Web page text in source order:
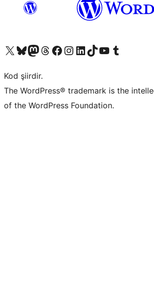
X (eski Twitter) hesabımıza bakın
Bluesky hesabımızı ziyaret edinMastodon hesabımızı ziyaret edinThreads hesabımızı ziyaret edinFacebook sayfamızı ziyaret edinInstagram hesabımızı ziyaret edinLinkedIn hesabımızı ziyaret edinTikTok hesabımızı ziyaret edinYouTube kanalımızı ziyaret edinTumblr hesabımızı ziyaret edin
Kod şiirdir.
The WordPress® trademark is the
of the WordPress Foundation.